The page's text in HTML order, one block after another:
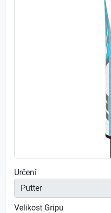
Určení
Velikost Gripu